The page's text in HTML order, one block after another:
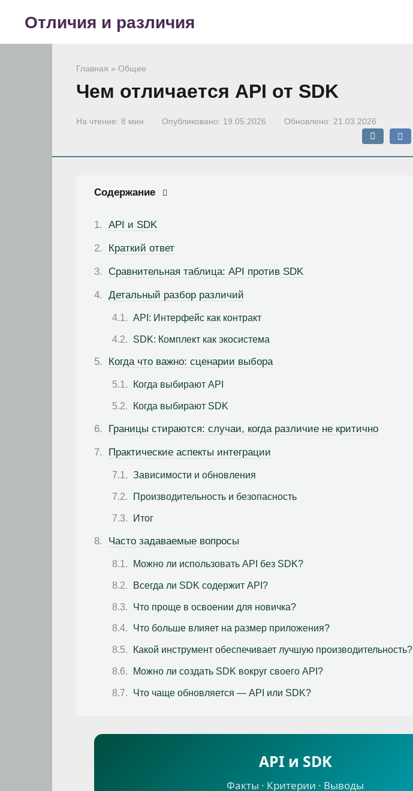
Отличия и различия
Главная » Общее
Чем отличается API от SDK
На чтение: 8 мин Опубликовано: 19.05.2026 Обновлено: 21.03.2026
Содержание
API и SDK
Краткий ответ
Сравнительная таблица: API против SDK
Детальный разбор различий
API: Интерфейс как контракт
SDK: Комплект как экосистема
Когда что важно: сценарии выбора
Когда выбирают API
Когда выбирают SDK
Границы стираются: случаи, когда различие не критично
Практические аспекты интеграции
Зависимости и обновления
Производительность и безопасность
Итог
Часто задаваемые вопросы
Можно ли использовать API без SDK?
Всегда ли SDK содержит API?
Что проще в освоении для новичка?
Что больше влияет на размер приложения?
Какой инструмент обеспечивает лучшую производительность?
Можно ли создать SDK вокруг своего API?
Что чаще обновляется — API или SDK?
API и SDK
Факты · Критерии · Выводы